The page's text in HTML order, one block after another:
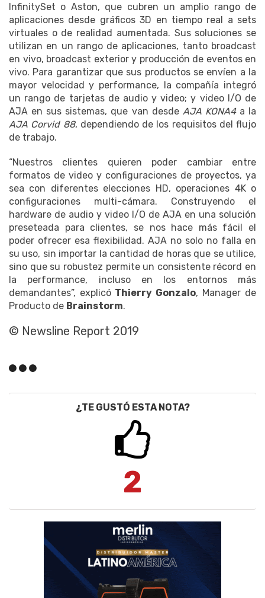
InfinitySet o Aston, que cubren un amplio rango de
aplicaciones desde gráficos 3D en tiempo real a sets
virtuales o de realidad aumentada. Sus soluciones se
utilizan en un rango de aplicaciones, tanto broadcast
en vivo, broadcast exterior y producción de eventos en
vivo. Para garantizar que sus productos se envíen a la
mayor velocidad y performance, la compañía integró
un rango de tarjetas de audio y video; y video I/O de
AJA en sus sistemas, que van desde AJA KONA4a la
AJA Corvid 88, dependiendo de los requisitos del flujo
de trabajo.
“Nuestros clientes quieren poder cambiar entre
formatos de video y configuraciones de proyectos, ya
sea con diferentes elecciones HD, operaciones 4K o
configuraciones multi-cámara. Construyendo el
hardware de audio y video I/O de AJA en una solución
preseteada para clientes, se nos hace más fácil el
poder ofrecer esa flexibilidad. AJA no solo no falla en
su uso, sin importar la cantidad de horas que se utilice,
sino que su robustez permite un consistente récord en
la performance, incluso en los entornos más
demandantes”, explicó Thierry Gonzalo, Manager de
Producto de Brainstorm.
© Newsline Report 2019
¿TE GUSTÓ ESTA NOTA?
2